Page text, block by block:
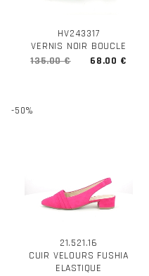
HV243317
VERNIS NOIR BOUCLE
135.00 €
68.00 €
-50%
21.521.16
CUIR VELOURS FUSHIA
ELASTIQUE